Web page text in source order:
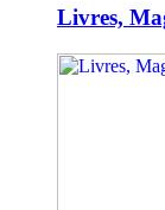
Livres,